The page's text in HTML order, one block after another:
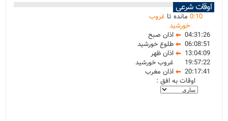
اوقات شرعی
0:10 مانده تاغروب
خورشید
04:31:26
اذان صبح
06:08:51
طلوع خورشید
13:04:09
اذان ظهر
19:57:22
غروب خورشید
20:17:41
اذان مغرب
اوقات به افق :